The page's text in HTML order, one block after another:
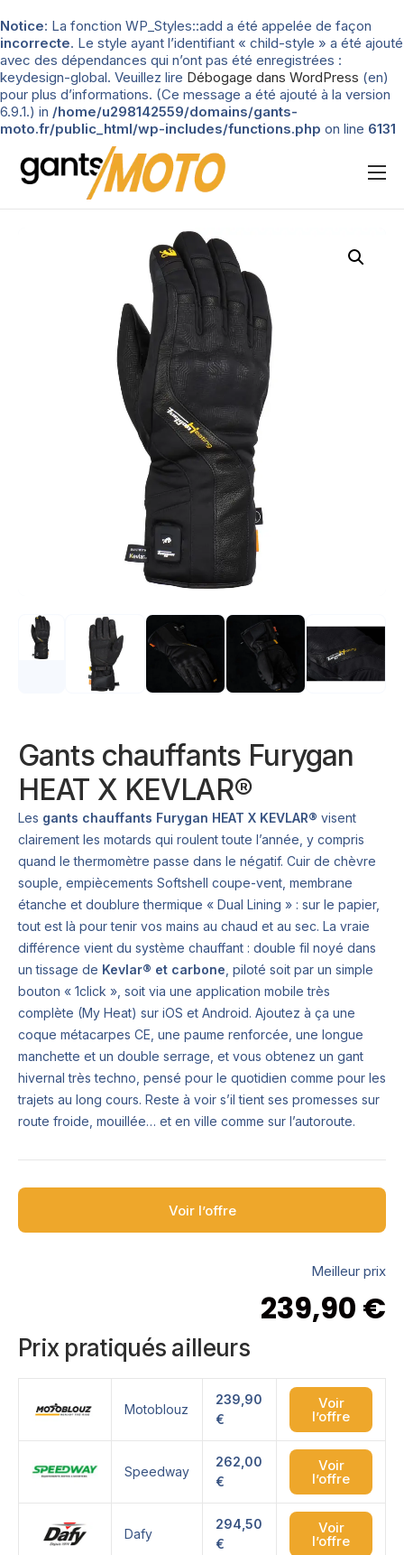
Notice: La fonction WP_Styles::add a été appelée de façon
incorrecte. Le style ayant l’identifiant « child-style » a été ajouté
avec des dépendances qui n’ont pas été enregistrées :
keydesign-global. Veuillez lire Débogage dans WordPress (en)
pour plus d’informations. (Ce message a été ajouté à la version
6.9.1.) in /home/u298142559/domains/gants-
moto.fr/public_html/wp-includes/functions.php on line 6131
Nos tests
Guide d’achat
Gants chauffants Furygan
HEAT X KEVLAR®
Les gants chauffants Furygan HEAT X KEVLAR® visent
clairement les motards qui roulent toute l’année, y compris
quand le thermomètre passe dans le négatif. Cuir de chèvre
souple, empiècements Softshell coupe-vent, membrane
étanche et doublure thermique « Dual Lining » : sur le papier,
tout est là pour tenir vos mains au chaud et au sec. La vraie
différence vient du système chauffant : double fil noyé dans
un tissage de Kevlar® et carbone , piloté soit par un simple
bouton « 1click », soit via une application mobile très
complète (My Heat) sur iOS et Android. Ajoutez à ça une
coque métacarpes CE, une paume renforcée, une longue
manchette et un double serrage, et vous obtenez un gant
hivernal très techno, pensé pour le quotidien comme pour les
trajets au long cours. Reste à voir s’il tient ses promesses sur
route froide, mouillée… et en ville comme sur l’autoroute.
Voir l’offre
Meilleur prix
239,90 €
Prix pratiqués ailleurs
Motoblouz
239,90
€
Voir
l’offre
Speedway
262,00
€
Voir
l’offre
Dafy
294,50
€
Voir
l’offre